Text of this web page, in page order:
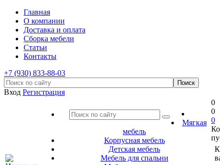
Главная
О компании
Доставка и оплата
Сборка мебели
Статьи
Контакты
+7 (930) 833-88-03
Вход Регистрация
Мягкая
мебель
Корпусная мебель
Детская мебель
Мебель для спальни
0
0
0